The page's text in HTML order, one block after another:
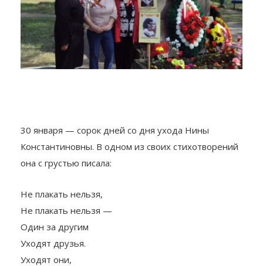
30 января — сорок дней со дня ухода Нины
Константиновны. В одном из своих стихотворений
она с грустью писала:
Не плакать нельзя,
Не плакать нельзя —
Один за другим
Уходят друзья.
Уходят они,